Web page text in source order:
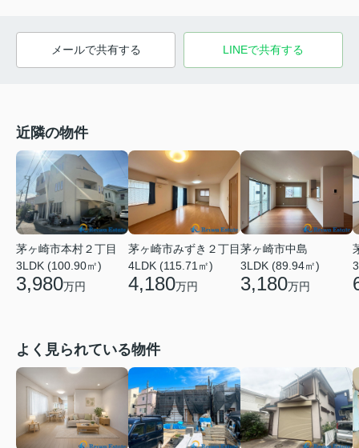
メールで共有する LINEで共有する
近隣の物件
茅ヶ崎市本村２丁目
3LDK (100.90㎡)
3,980万円
茅ヶ崎市みずき２丁目
4LDK (115.71㎡)
4,180万円
茅ヶ崎市中島
3LDK (89.94㎡)
3,180万円
よく見られている物件